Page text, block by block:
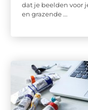
dat je beelden voor
en grazende ...